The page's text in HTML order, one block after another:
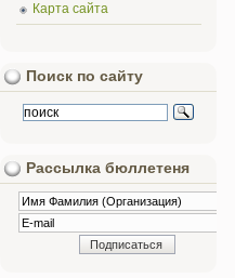
Карта сайта
Поиск по сайту
Рассылка бюллетеня